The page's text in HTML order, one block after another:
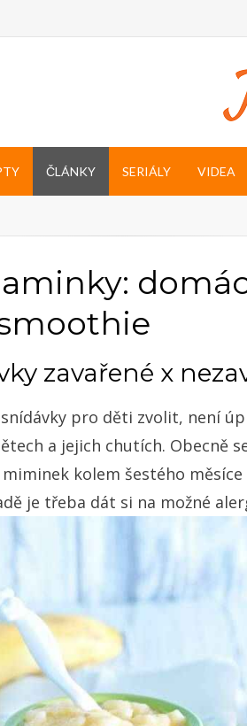
ČLÁNKY SERIÁLY VIDEA
zavařené x
pro děti zvolit, není
a jejich chutích. Obecně
kolem šestého
je třeba dát si na možné